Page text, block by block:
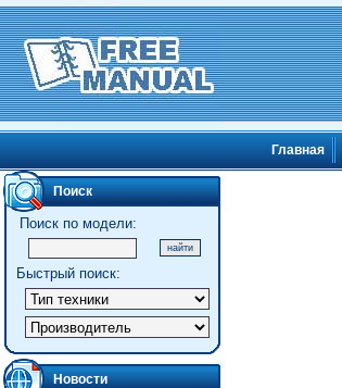
Главная
Поиск
Поиск по модели:
Быстрый поиск:
Новости